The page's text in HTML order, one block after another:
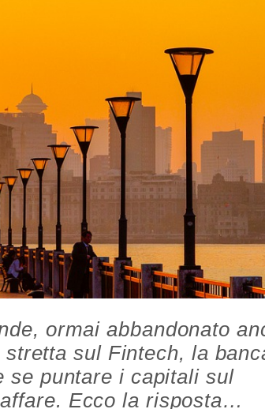
ormai abbandonato
sul Fintech, la
se puntare i capitali sul
Ecco la risposta…